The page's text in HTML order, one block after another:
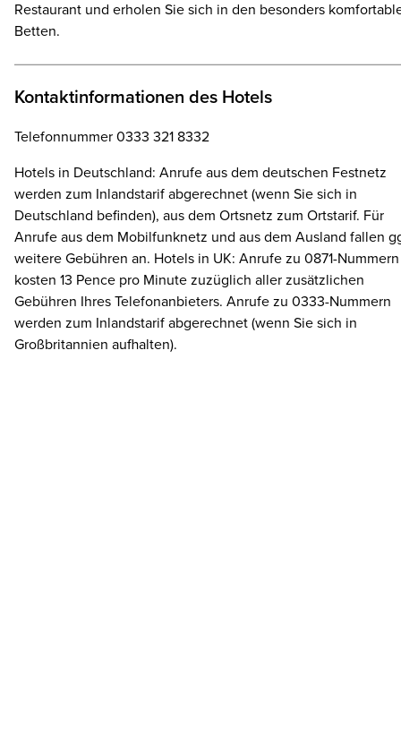
Restaurant und erholen Sie sich in den besonders
Betten.
Kontaktinformationen des Hotels
Telefonnummer 0333 321 8332
Hotels in Deutschland: Anrufe aus dem deutschen Festnetz
werden zum Inlandstarif abgerechnet (wenn Sie sich in
Deutschland befinden), aus dem Ortsnetz zum Ortstarif. Für
Anrufe aus dem Mobilfunknetz und aus dem Ausland fallen
weitere Gebühren an. Hotels in UK: Anrufe zu 0871-Nummern
kosten 13 Pence pro Minute zuzüglich aller zusätzlichen
Gebühren Ihres Telefonanbieters. Anrufe zu 0333-Nummern
werden zum Inlandstarif abgerechnet (wenn Sie sich in
Großbritannien aufhalten).